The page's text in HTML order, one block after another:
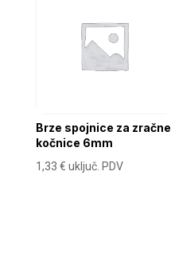
Brze spojnice za zračne
kočnice 6mm
1,33 € uključ. PDV